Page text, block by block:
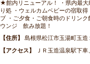
★館内リニューアル！ ・県内最
り処 ・ウェルカムベビーの宿取
ブ ・ご夕食・ご朝食時のドリン
ウンジ 飲み放題！
住所
島根県松江市玉湯町玉造
アクセス
ＪＲ玉造温泉駅下